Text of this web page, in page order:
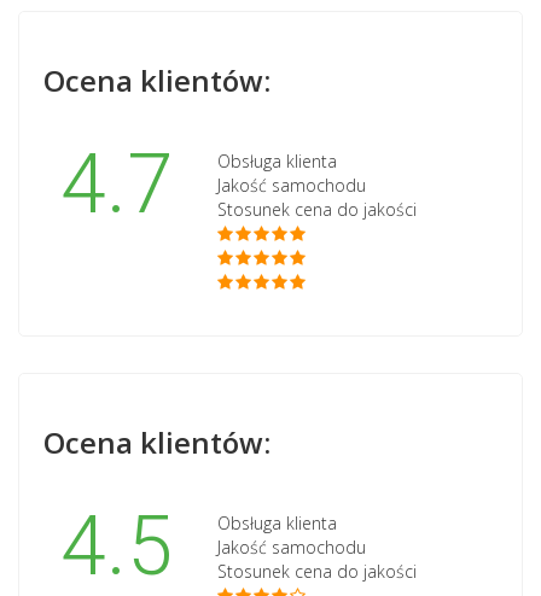
Ocena klientów:
4.7
Obsługa klienta
Jakość samochodu
Stosunek cena do jakości
Ocena klientów:
4.5
Obsługa klienta
Jakość samochodu
Stosunek cena do jakości